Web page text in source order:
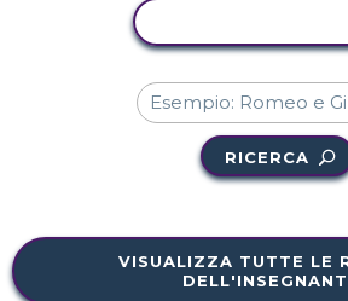
RICERCA
VISUALIZZA TUTTE LE